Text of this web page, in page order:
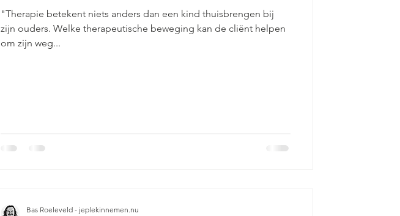
"Therapie betekent niets anders dan een kind thuisbrengen bij
zijn ouders. Welke therapeutische beweging kan de cliënt helpen
om zijn weg...
Bas Roeleveld - jeplekinnemen.nu